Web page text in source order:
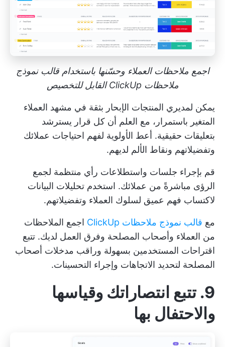
اجمع ملاحظات العملاء وحسّنها باستخدام قالب نموذج
ملاحظات ClickUp القابل للتخصيص
يمكن لمديري المنتجات الإبحار بثقة في مشهد العملاء
المتغير باستمرار، مع العلم أن كل قرار يسترشد
بتعليقات حقيقية. أعط الأولوية لفهم احتياجات عملائك
وتفضيلاتهم ونقاط الألم لديهم.
قم بإجراء جلسات واستطلاعات رأي منتظمة لجمع
الرؤى مباشرةً من عملائك. استخدم تحليلات البيانات
لاكتساب فهم عميق لسلوك العملاء وتفضيلاتهم.
مع قالب نموذج ملاحظات ClickUp
اجمع الملاحظات
من العملاء وأصحاب المصلحة وفرق العمل لديك. تتبع
اقتراحات المستخدمين بسهولة وراقب مدخلات أصحاب
المصلحة لتحديد الاتجاهات وإجراء التحسينات.
9. تتبع انتصاراتك وقياسها
والاحتفال بها